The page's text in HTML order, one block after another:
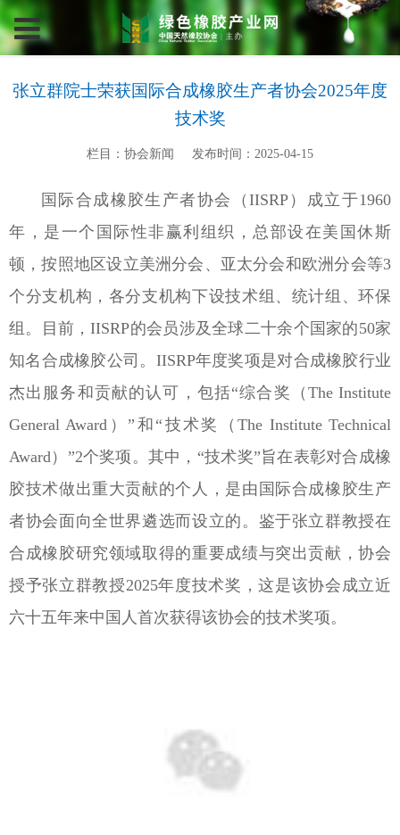
张立群院士荣获国际合成橡胶生产者协会2025年度
技术奖
栏目：协会新闻 发布时间：2025-04-15
国际合成橡胶生产者协会（IISRP）成立于1960
年，是一个国际性非赢利组织，总部设在美国休斯
顿，按照地区设立美洲分会、亚太分会和欧洲分会等3
个分支机构，各分支机构下设技术组、统计组、环保
组。目前，IISRP的会员涉及全球二十余个国家的50家
知名合成橡胶公司。IISRP年度奖项是对合成橡胶行业
杰出服务和贡献的认可，包括“综合奖（The Institute
General Award）”和“技术奖（The Institute Technical
Award）”2个奖项。其中，“技术奖”旨在表彰对合成橡
胶技术做出重大贡献的个人，是由国际合成橡胶生产
者协会面向全世界遴选而设立的。鉴于张立群教授在
合成橡胶研究领域取得的重要成绩与突出贡献，协会
授予张立群教授2025年度技术奖，这是该协会成立近
六十五年来中国人首次获得该协会的技术奖项。